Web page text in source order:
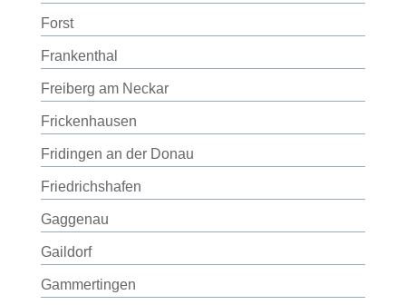
Forst
Frankenthal
Freiberg am Neckar
Frickenhausen
Fridingen an der Donau
Friedrichshafen
Gaggenau
Gaildorf
Gammertingen